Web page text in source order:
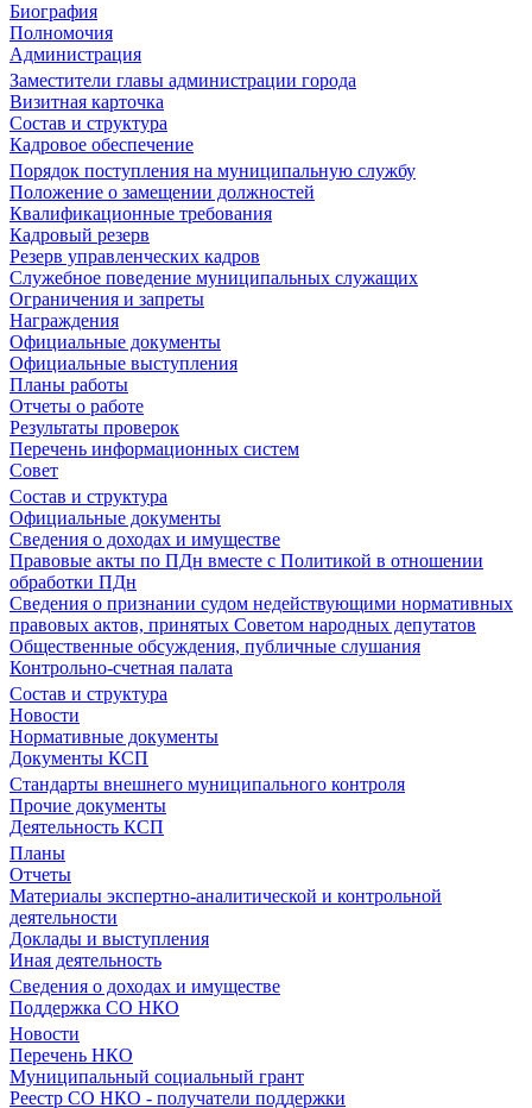
Биография
Полномочия
Администрация
Заместители главы администрации города
Визитная карточка
Состав и структура
Кадровое обеспечение
Порядок поступления на муниципальную службу
Положение о замещении должностей
Квалификационные требования
Кадровый резерв
Резерв управленческих кадров
Служебное поведение муниципальных служащих
Ограничения и запреты
Награждения
Официальные документы
Официальные выступления
Планы работы
Отчеты о работе
Результаты проверок
Перечень информационных систем
Совет
Состав и структура
Официальные документы
Сведения о доходах и имуществе
Правовые акты по ПДн вместе с Политикой в отношении
обработки ПДн
Сведения о признании судом недействующими нормативных
правовых актов, принятых Советом народных депутатов
Общественные обсуждения, публичные слушания
Контрольно-счетная палата
Состав и структура
Новости
Нормативные документы
Документы КСП
Стандарты внешнего муниципального контроля
Прочие документы
Деятельность КСП
Планы
Отчеты
Материалы экспертно-аналитической и контрольной
деятельности
Доклады и выступления
Иная деятельность
Сведения о доходах и имуществе
Поддержка СО НКО
Новости
Перечень НКО
Муниципальный социальный грант
Реестр СО НКО - получатели поддержки